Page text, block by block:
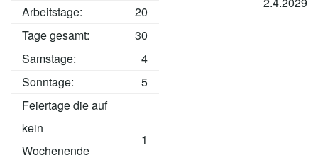
Arbeitstage:
20
Tage gesamt:
30
Samstage:
4
Sonntage:
5
Feiertage die auf
kein
Wochenende
1